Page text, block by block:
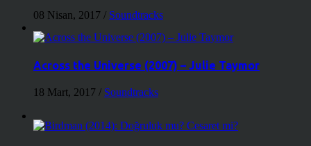
08 Nisan, 2017 / Soundtracks
Across the Universe (2007) – Julie Taymor
18 Mart, 2017 / Soundtracks